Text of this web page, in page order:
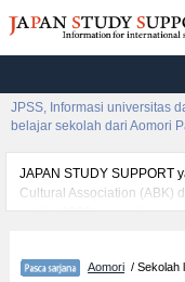
JPSS, Informasi universitas
belajar sekolah dari Aomori
JAPAN STUDY SUPPORT
Cultural Association (ABK)
sekitar 1300 universitas,
informasi per jurusan riset
Aomori / Sekolah